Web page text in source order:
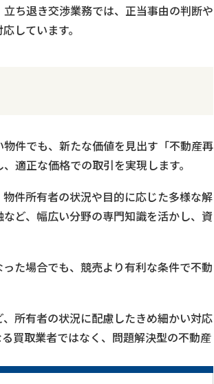
ち退き交渉業務では、正当事由の判断や
しています。
件でも、新たな価値を見出す「不動産再
適正な価格での取引を実現します。
件所有者の状況や目的に応じた多様な解
ど、幅広い分野の専門知識を活かし、資
た場合でも、競売より有利な条件で不動
所有者の状況に配慮したきめ細かい対応
買取業者ではなく、問題解決型の不動産